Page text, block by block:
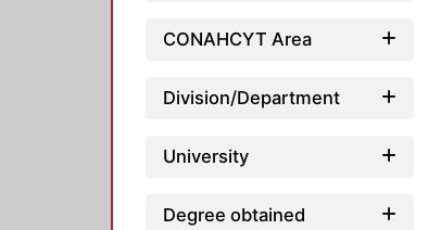
CONAHCYT Area
Division/Department
University
Degree obtained